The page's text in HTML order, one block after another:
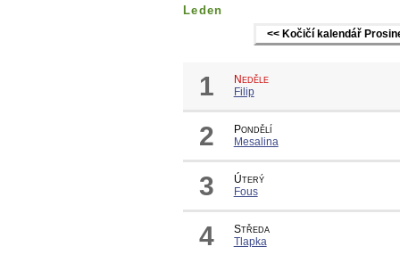
Leden
<< Kočičí kalendář
1
Neděle
Filip
2
Pondělí
Mesalina
3
Úterý
Fous
4
Středa
Tlapka